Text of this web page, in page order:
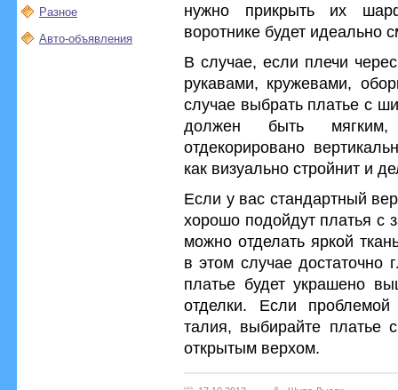
Разное
Авто-объявления
нужно прикрыть их
воротнике будет идеально
В случае, если плечи
рукавами, кружевами,
случае выбрать платье с
должен быть
отдекорировано
как визуально стройнит и
Если у вас стандартный
хорошо подойдут платья с
можно отделать яркой
в этом случае достаточно
платье будет украшено
отделки. Если
талия, выбирайте
открытым верхом.